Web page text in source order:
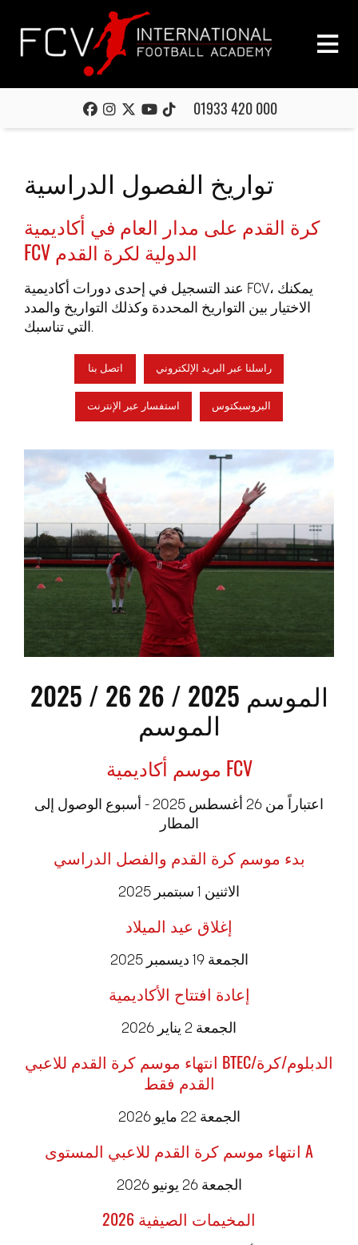
01933 420 000
تواريخ الفصول الدراسية
كرة القدم على مدار العام في أكاديمية
FCV الدولية لكرة القدم
عند التسجيل في إحدى دورات أكاديمية FCV، يمكنك
الاختيار بين التواريخ المحددة وكذلك التواريخ والمدد
التي تناسبك.
اتصل بنا راسلنا عبر البريد الإلكتروني
استفسار عبر الإنترنت البروسبكتوس
2025 / 26 الموسم 2025 / 26
الموسم
موسم أكاديمية FCV
اعتباراً من 26 أغسطس 2025 - أسبوع الوصول إلى
المطار
بدء موسم كرة القدم والفصل الدراسي
الاثنين 1 سبتمبر 2025
إغلاق عيد الميلاد
الجمعة 19 ديسمبر 2025
إعادة افتتاح الأكاديمية
الجمعة 2 يناير 2026
انتهاء موسم كرة القدم للاعبي BTEC/الدبلوم/كرة
القدم فقط
الجمعة 22 مايو 2026
انتهاء موسم كرة القدم للاعبي المستوى A
الجمعة 26 يونيو 2026
المخيمات الصيفية 2026